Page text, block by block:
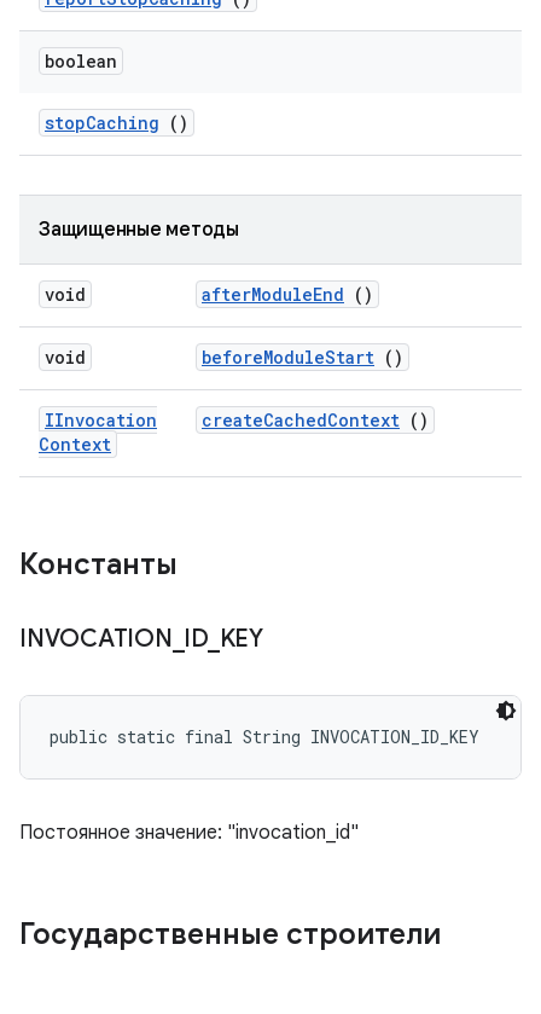
boolean
stopCaching ()
Защищенные методы
void afterModuleEnd ()
void beforeModuleStart ()
IInvocation
Context
createCachedContext ()
Константы
INVOCATION ID_ KEY
public static final String INVOCATION_ID_KEY
Постоянное значение: "invocation_id"
Государственные строители